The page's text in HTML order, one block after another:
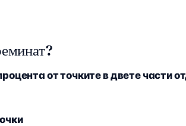
от точките в двете части